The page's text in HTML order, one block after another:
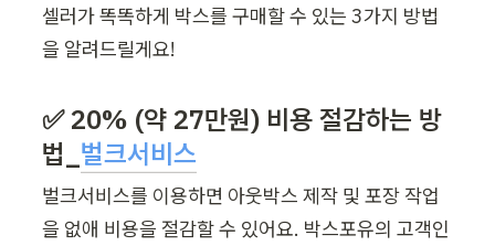
셀러가 똑똑하게 박스를 구매할 수 있는 3가지 방법
을 알려드릴게요!
✅ 20% (약 27만원) 비용 절감하는 방
법_ 벌크서비스
벌크서비스를 이용하면 아웃박스 제작 및 포장 작업
을 없애 비용을 절감할 수 있어요. 박스포유의 고객인